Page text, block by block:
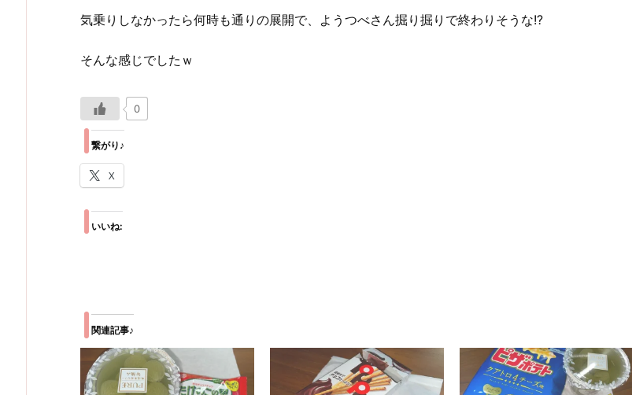
気乗りしなかったら何時も通りの展開で、ようつべさん掘り掘りで終わりそうな!?
そんな感じでしたｗ
0
繋がり♪
X
いいね:
関連記事♪